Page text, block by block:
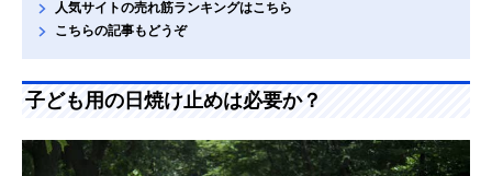
人気サイトの売れ筋ランキングはこちら
こちらの記事もどうぞ
子ども用の日焼け止めは必要か？